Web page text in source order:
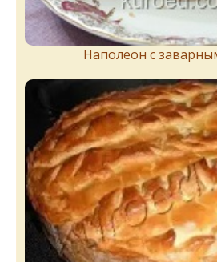
Наполеон с